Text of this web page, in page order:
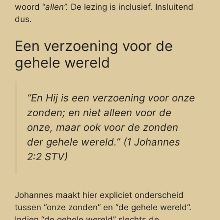
woord “allen”. De lezing is inclusief. Insluitend
dus.
Een verzoening voor de
gehele wereld
“En Hij is een verzoening voor onze
zonden; en niet alleen voor de
onze, maar ook voor de zonden
der gehele wereld.” (1 Johannes
2:2 STV)
Johannes maakt hier expliciet onderscheid
tussen “onze zonden” en “de gehele wereld”.